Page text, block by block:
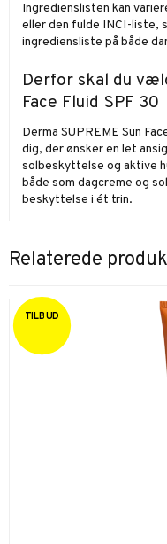
Ingredienslisten kan
eller den fulde INCI-liste,
ingrediensliste på både
Derfor skal du
Face Fluid SPF 30
Derma SUPREME Sun
dig, der ønsker en let
solbeskyttelse og aktive
både som dagcreme og
beskyttelse i ét trin.
Relaterede
TILBUD